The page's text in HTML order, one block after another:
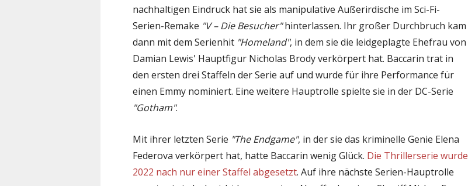
nachhaltigen Eindruck hat sie als manipulative Außerirdische im Sci-Fi-
Serien-Remake "V – Die Besucher"hinterlassen. Ihr großer Durchbruch kam
dann mit dem Serienhit "Homeland", in dem sie die leidgeplagte Ehefrau von
Damian Lewis' Hauptfigur Nicholas Brody verkörpert hat. Baccarin trat in
den ersten drei Staffeln der Serie auf und wurde für ihre Performance für
einen Emmy nominiert. Eine weitere Hauptrolle spielte sie in der DC-Serie
"Gotham".
Mit ihrer letzten Serie "The Endgame", in der sie das kriminelle Genie Elena
Federova verkörpert hat, hatte Baccarin wenig Glück. Die Thrillerserie wurde
2022 nach nur einer Staffel abgesetzt. Auf ihre nächste Serien-Hauptrolle